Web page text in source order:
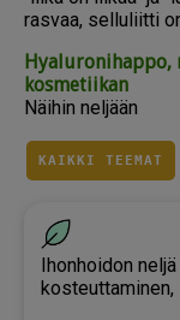
rasvaa, selluliitti
kosmetiikan
Näihin neljään
KAIKKI TEEMAT
Ihonhoidon
kosteuttaminen,